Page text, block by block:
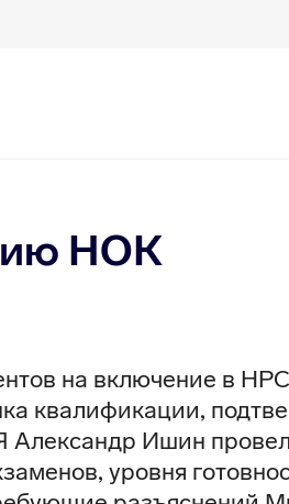
НОК
на включение в НРС
квалификации,
Александр Ишин
уровня